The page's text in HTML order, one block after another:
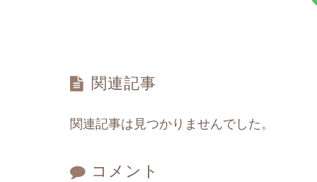
関連記事
関連記事は見つかりませんでした。
コメント